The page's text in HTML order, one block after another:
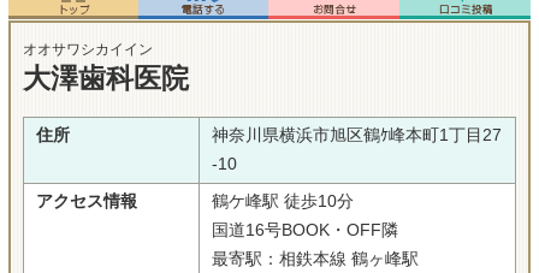
オオサワシカイイン
大澤歯科医院
住所
神奈川県横浜市旭区鶴ｹ峰本町1丁目27
-10
アクセス情報
鶴ケ峰駅 徒歩10分
国道16号BOOK・OFF隣
最寄駅：相鉄本線 鶴ヶ峰駅